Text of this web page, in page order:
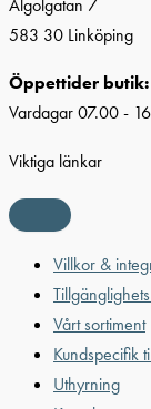
Algolgatan 7
583 30 Linköping
Öppettider butik:
Vardagar 07.00 -
Viktiga länkar
Villkor &
Vårt sortiment
Kundspecifik
Uthyrning